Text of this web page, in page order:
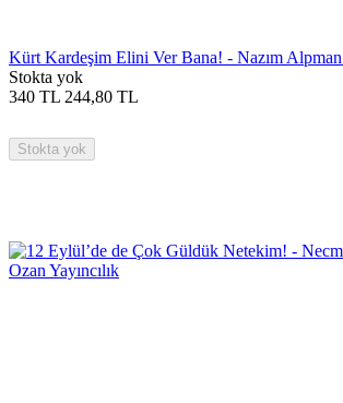
Kürt Kardeşim Elini Ver Bana! - Nazım Alpman
Stokta yok
340 TL 244,80 TL
Stokta yok